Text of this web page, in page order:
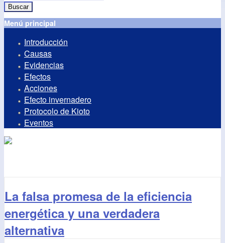
Menú principal
Introducción
Causas
Evidencias
Efectos
Acciones
Efecto invernadero
Protocolo de Kioto
Eventos
La falsa promesa de la eficiencia
energética y una verdadera
alternativa